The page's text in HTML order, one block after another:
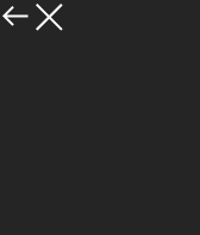
Всё меню